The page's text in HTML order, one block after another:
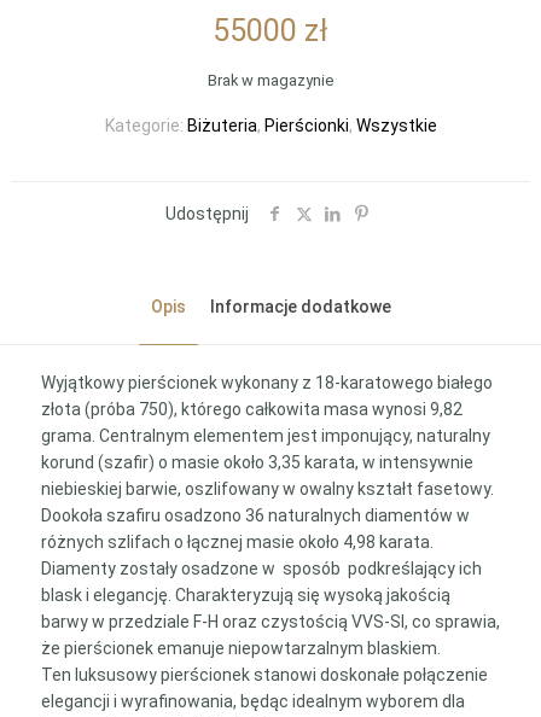
55000 zł
Brak w magazynie
Kategorie: Biżuteria, Pierścionki, Wszystkie
Udostępnij
Opis Informacje dodatkowe
Wyjątkowy pierścionek wykonany z 18-karatowego białego
złota (próba 750), którego całkowita masa wynosi 9,82
grama. Centralnym elementem jest imponujący, naturalny
korund (szafir) o masie około 3,35 karata, w intensywnie
niebieskiej barwie, oszlifowany w owalny kształt fasetowy.
Dookoła szafiru osadzono 36 naturalnych diamentów w
różnych szlifach o łącznej masie około 4,98 karata.
Diamenty zostały osadzone w sposób podkreślający ich
blask i elegancję. Charakteryzują się wysoką jakością
barwy w przedziale F-H oraz czystością VVS-SI, co sprawia,
że pierścionek emanuje niepowtarzalnym blaskiem.
Ten luksusowy pierścionek stanowi doskonałe połączenie
elegancji i wyrafinowania, będąc idealnym wyborem dla